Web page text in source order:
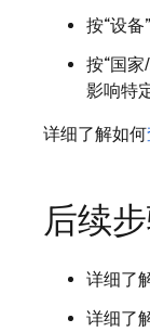
按“设备”
按“国家
影响特
详细了解如何
后续
详细了
详细了